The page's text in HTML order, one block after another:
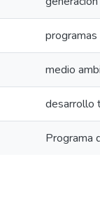
medio
desarrollo
Programa